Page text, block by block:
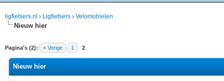
ligfietsers.nl › Ligfietsers › Velomobielen
Nieuw hier
Pagina's (2): « Vorige 1 2
waardering is 0
Nieuw hier